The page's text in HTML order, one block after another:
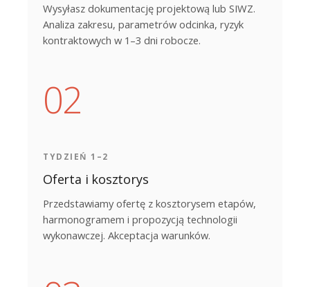
Wysyłasz dokumentację projektową lub SIWZ.
Analiza zakresu, parametrów odcinka, ryzyk
kontraktowych w 1–3 dni robocze.
TYDZIEŃ 1–2
Oferta i kosztorys
Przedstawiamy ofertę z kosztorysem etapów,
harmonogramem i propozycją technologii
wykonawczej. Akceptacja warunków.